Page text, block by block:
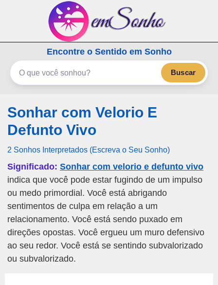
emSonho.com
Os sonhos significam mais
Encontre o Sentido em Sonho
Buscar
Sonhar com Velorio E
Defunto Vivo
2 Sonhos Interpretados (Escreva o Seu Sonho)
Significado: Sonhar com velorio e defunto vivo
indica que você pode estar fugindo de um impulso
ou medo primordial. Você está abrigando
sentimentos de culpa em relação a um
relacionamento. Você está sendo puxado em
direções opostas. Você ergueu um muro defensivo
ao seu redor. Você está se sentindo subvalorizado
ou subvalorizado.